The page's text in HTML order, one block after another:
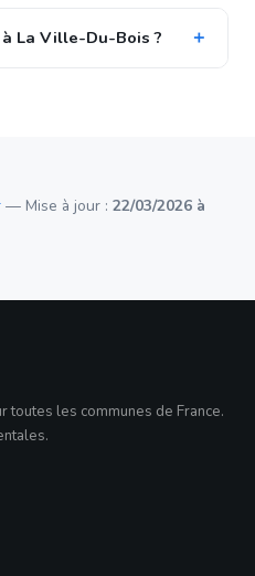
La Ville-Du-Bois ?
— Mise à jour : 22/03/2026 à
toutes les communes de France.